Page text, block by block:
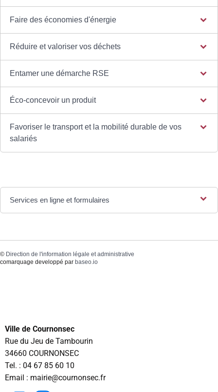
Faire des économies d'énergie
Réduire et valoriser vos déchets
Entamer une démarche RSE
Éco-concevoir un produit
Favoriser le transport et la mobilité durable de vos
salariés
Services en ligne et formulaires
© Direction de l'information légale et administrative
comarquage developpé par baseo.io
Ville de Cournonsec
Rue du Jeu de Tambourin
34660 COURNONSEC
Tel. : 04 67 85 60 10
Email : mairie@cournonsec.fr